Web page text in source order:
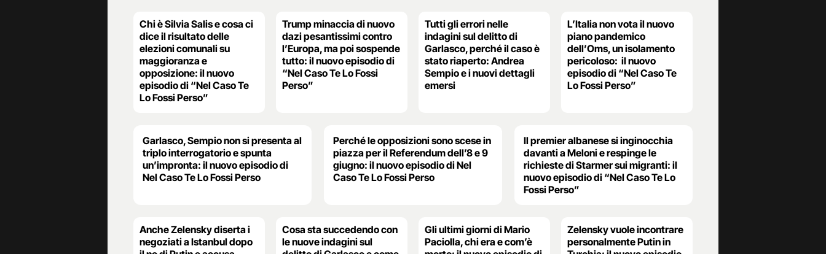
Chi è Silvia Salis e cosa ci
dice il risultato delle
elezioni comunali su
maggioranza e
opposizione: il nuovo
episodio di “Nel Caso Te
Lo Fossi Perso”
Trump minaccia di nuovo
dazi pesantissimi contro
l’Europa, ma poi sospende
tutto: il nuovo episodio di
“Nel Caso Te Lo Fossi
Perso”
Tutti gli errori nelle
indagini sul delitto di
Garlasco, perché il caso è
stato riaperto: Andrea
Sempio e i nuovi dettagli
emersi
L’Italia non vota il nuovo
piano pandemico
dell’Oms, un isolamento
pericoloso: il nuovo
episodio di “Nel Caso Te
Lo Fossi Perso”
Garlasco, Sempio non si presenta al
triplo interrogatorio e spunta
un’impronta: il nuovo episodio di
Nel Caso Te Lo Fossi Perso
Perché le opposizioni sono scese in
piazza per il Referendum dell’8 e 9
giugno: il nuovo episodio di Nel
Caso Te Lo Fossi Perso
Il premier albanese si inginocchia
davanti a Meloni e respinge le
richieste di Starmer sui migranti: il
nuovo episodio di “Nel Caso Te Lo
Fossi Perso”
Anche Zelensky diserta i
negoziati a Istanbul dopo
Cosa sta succedendo con
le nuove indagini sul
Gli ultimi giorni di Mario
Paciolla, chi era e com’è
Zelensky vuole incontrare
personalmente Putin in